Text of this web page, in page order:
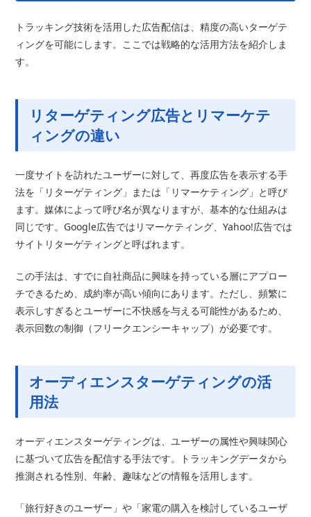
トラッキング技術を活用した広告配信は、精度の高いターゲテ
ィングを可能にします。ここでは戦略的な活用方法を紹介しま
す。
リターゲティング広告とリマーケテ
ィングの違い
一度サイトを訪れたユーザーに対して、再度広告を表示する手
法を「リターゲティング」または「リマーケティング」と呼び
ます。媒体によって呼び名が異なりますが、基本的な仕組みは
同じです。Google広告ではリマーケティング、Yahoo!広告では
サイトリターゲティングと呼ばれます。
この手法は、すでに自社商品に興味を持っている層にアプロー
チできるため、成約率が高い傾向にあります。ただし、頻繁に
表示しすぎるとユーザーに不快感を与える可能性があるため、
表示回数の制御（フリークエンシーキャップ）が必要です。
オーディエンスターゲティングの活
用法
オーディエンスターゲティングは、ユーザーの属性や興味関心
に基づいて広告を配信する手法です。トラッキングデータから
推測される性別、年齢、趣味などの情報を活用します。
「旅行好きのユーザー」や「家電の購入を検討しているユーザ